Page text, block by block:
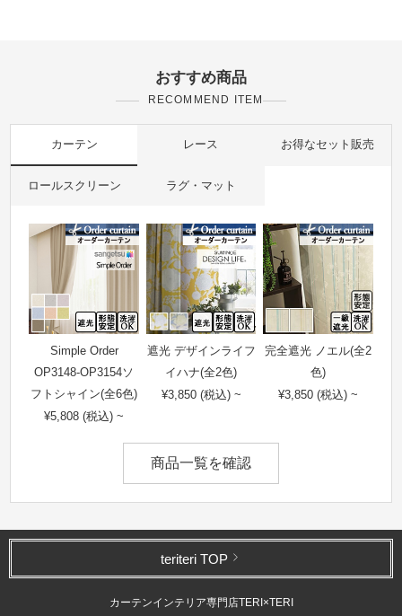
おすすめ商品
RECOMMEND ITEM
カーテン レース お得なセット販売
ロールスクリーン ラグ・マット
Simple Order
OP3148-OP3154ソ
フトシャイン(全6色)
¥5,808 (税込) ~
遮光 デザインライフ
イハナ(全2色)
¥3,850 (税込) ~
完全遮光 ノエル(全2
色)
¥3,850 (税込) ~
商品一覧を確認
teriteri TOP
カーテンインテリア専門店TERI×TERI